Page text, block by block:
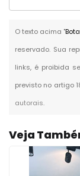
O texto acima "
reservado. Sua
links, é proibida
previsto no artigo
autorais.
Veja